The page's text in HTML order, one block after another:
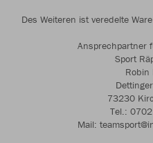
Des Weiteren ist veredelte
Ansprechpartner
Sport
Robin
73230
Tel.:
Mail: